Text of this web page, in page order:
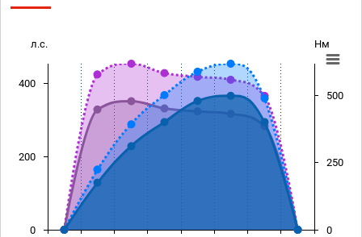
л.с. Нм
0
200
400
0
250
500